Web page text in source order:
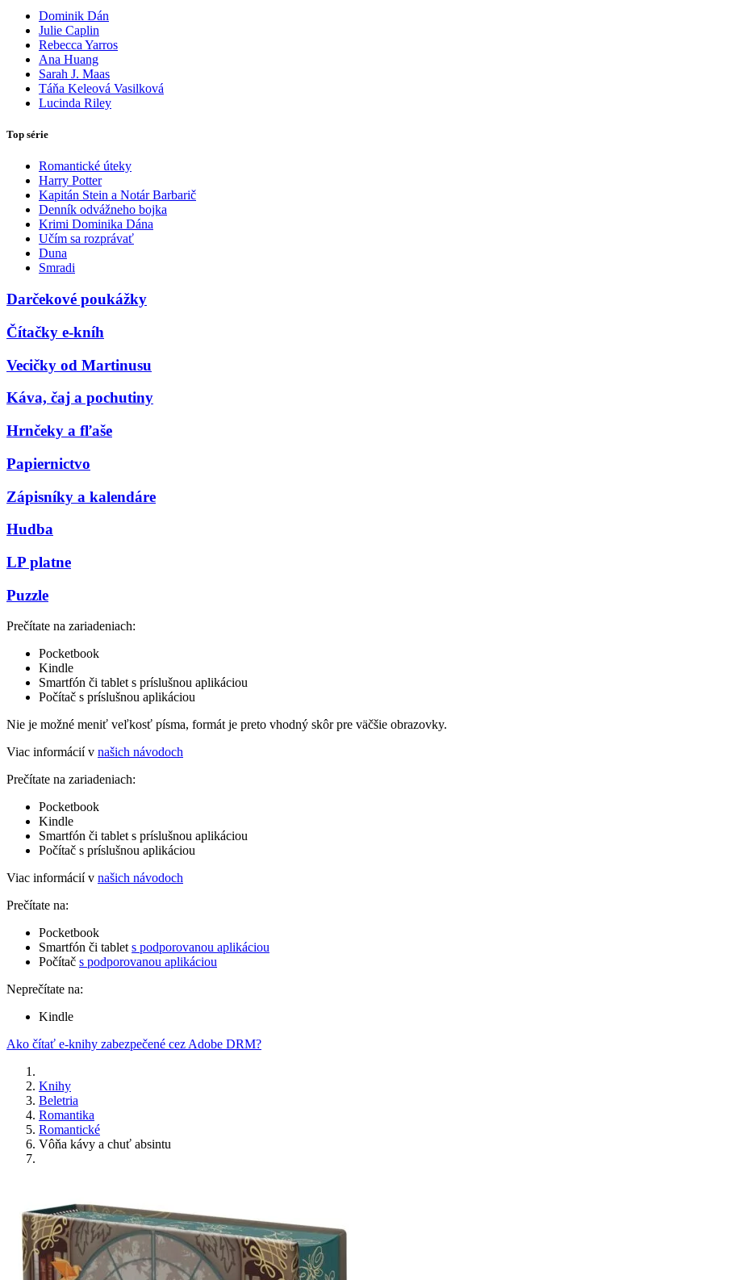
Dominik Dán
Julie Caplin
Rebecca Yarros
Ana Huang
Sarah J. Maas
Táňa Keleová Vasilková
Lucinda Riley
Top série
Romantické úteky
Harry Potter
Kapitán Stein a Notár Barbarič
Denník odvážneho bojka
Krimi Dominika Dána
Učím sa rozprávať
Duna
Smradi
Darčekové poukážky
Čítačky e-kníh
Vecičky od Martinusu
Káva, čaj a pochutiny
Hrnčeky a fľaše
Papiernictvo
Zápisníky a kalendáre
Hudba
LP platne
Puzzle
Prečítate na zariadeniach:
Pocketbook
Kindle
Smartfón či tablet s príslušnou aplikáciou
Počítač s príslušnou aplikáciou
Nie je možné meniť veľkosť písma, formát je preto vhodný skôr pre väčšie obrazovky.
Viac informácií v našich návodoch
Prečítate na zariadeniach:
Pocketbook
Kindle
Smartfón či tablet s príslušnou aplikáciou
Počítač s príslušnou aplikáciou
Viac informácií v našich návodoch
Prečítate na:
Pocketbook
Smartfón či tablet s podporovanou aplikáciou
Počítač s podporovanou aplikáciou
Neprečítate na:
Kindle
Ako čítať e-knihy zabezpečené cez Adobe DRM?
Knihy
Beletria
Romantika
Romantické
Vôňa kávy a chuť absintu